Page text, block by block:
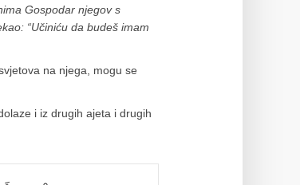
Gospodar njegov s
“Učiniću da budeš imam
na njega, mogu se
i iz drugih ajeta i drugih